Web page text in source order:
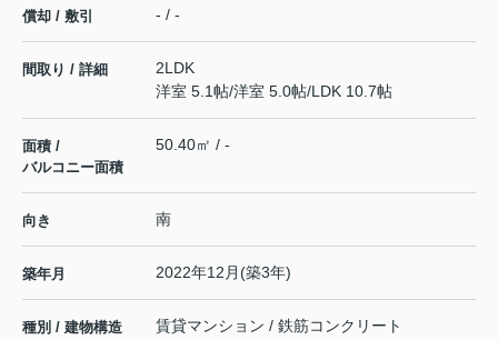
償却 / 敷引 - / -
間取り / 詳細
2LDK
洋室 5.1帖/洋室 5.0帖/LDK 10.7帖
面積 /
バルコニー面積
50.40㎡ / -
向き 南
築年月 2022年12月(築3年)
種別 / 建物構造 賃貸マンション / 鉄筋コンクリート